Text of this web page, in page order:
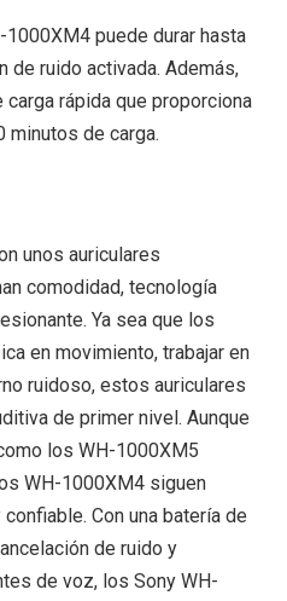
puede durar hasta
de ruido activada. Además,
carga rápida que proporciona
minutos de carga.
unos auriculares
comodidad, tecnología
Ya sea que los
en movimiento, trabajar en
ruidoso, estos auriculares
de primer nivel. Aunque
los WH-1000XM5
WH-1000XM4 siguen
Con una batería de
de ruido y
de voz, los Sony WH-